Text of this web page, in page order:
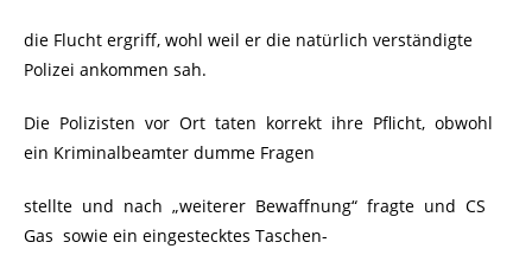
die Flucht ergriff, wohl weil er die natürlich verständigte
Polizei ankommen sah.
Die Polizisten vor Ort taten korrekt ihre Pflicht, obwohl
ein Kriminalbeamter dumme Fragen
stellte und nach „weiterer Bewaffnung“ fragte und CS
Gas sowie ein eingestecktes Taschen-